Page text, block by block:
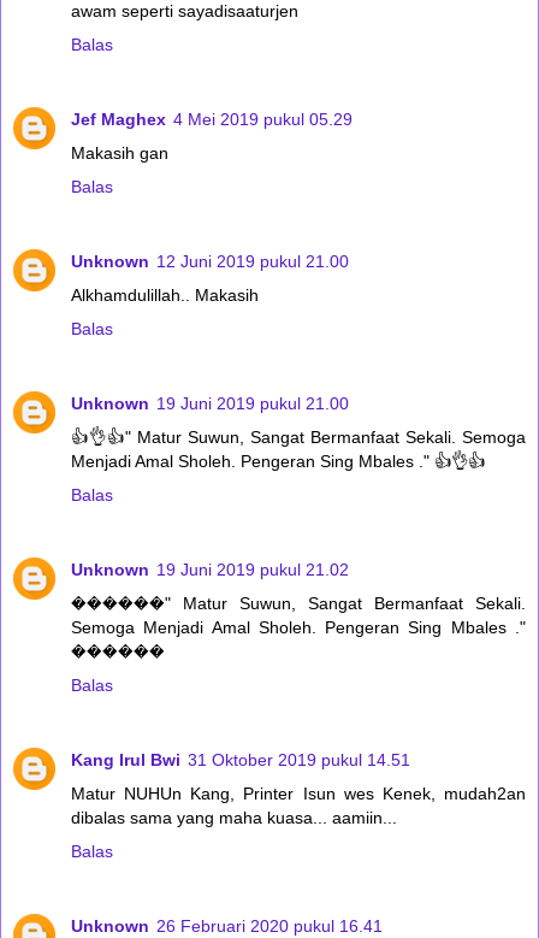
awam seperti sayadisaaturjen
Balas
Jef Maghex 4 Mei 2019 pukul 05.29
Makasih gan
Balas
Unknown 12 Juni 2019 pukul 21.00
Alkhamdulillah.. Makasih
Balas
Unknown 19 Juni 2019 pukul 21.00
👍👌👍" Matur Suwun, Sangat Bermanfaat Sekali. Semoga
Menjadi Amal Sholeh. Pengeran Sing Mbales ." 👍👌👍
Balas
Unknown 19 Juni 2019 pukul 21.02
������" Matur Suwun, Sangat Bermanfaat Sekali.
Semoga Menjadi Amal Sholeh. Pengeran Sing Mbales ."
������
Balas
Kang Irul Bwi 31 Oktober 2019 pukul 14.51
Matur NUHUn Kang, Printer Isun wes Kenek, mudah2an
dibalas sama yang maha kuasa... aamiin...
Balas
Unknown 26 Februari 2020 pukul 16.41